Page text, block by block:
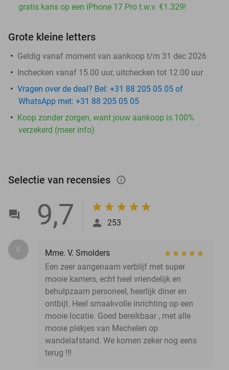
gratis kans op een iPhone 17 Pro t.w.v. €1.329!
Grote kleine letters
Geldig vanaf moment van aankoop t/m 31 dec 2026
Inchecken vanaf 15.00 uur, uitchecken tot 12.00 uur
Vragen over de deal? Bel: +31 88 205 05 05 of
WhatsApp met: +31 88 205 05 05
Koop zonder zorgen, want jouw aankoop is 100%
verzekerd (meer info)
Selectie van recensies info_outlined
9,7 253
V.
Mme. V. Smolders
Een zeer aangenaam verblijf met super
mooie kamers, echt heel vriendelijk en
behulpzaam personeel, heerlijk diner en
ontbijt. Heel smaakvolle inrichting op een
mooie locatie. Goed bereikbaar , met alle
mooie plekjes van Mechelen op
wandelafstand. We komen zeker nog eens
terug !!!